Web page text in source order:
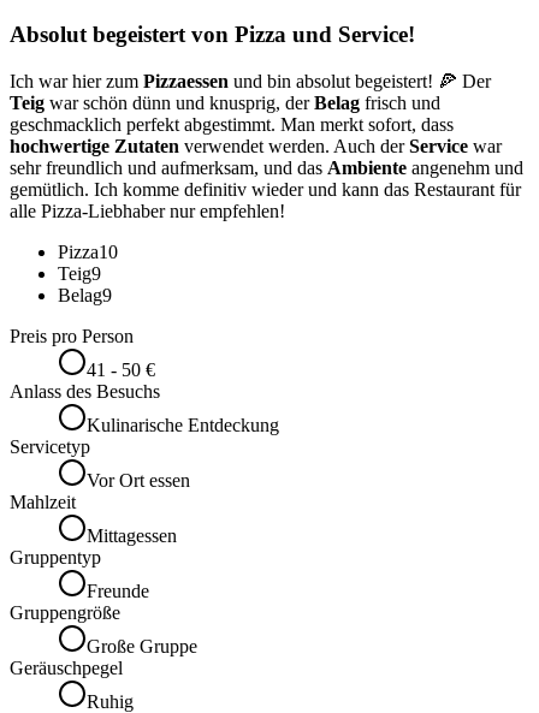
Absolut begeistert von Pizza und Service!
Ich war hier zum Pizzaessen und bin absolut begeistert! 🍕 Der
Teig war schön dünn und knusprig, derBelag frisch und
geschmacklich perfekt abgestimmt. Man merkt sofort, dass
hochwertige Zutaten verwendet werden. Auch derService war
sehr freundlich und aufmerksam, und das Ambiente angenehm und
gemütlich. Ich komme definitiv wieder und kann das Restaurant für
alle Pizza-Liebhaber nur empfehlen!
Pizza10
Teig9
Belag9
Preis pro Person
41 - 50 €
Anlass des Besuchs
Kulinarische Entdeckung
Servicetyp
Vor Ort essen
Mahlzeit
Mittagessen
Gruppentyp
Freunde
Gruppengröße
Große Gruppe
Geräuschpegel
Ruhig